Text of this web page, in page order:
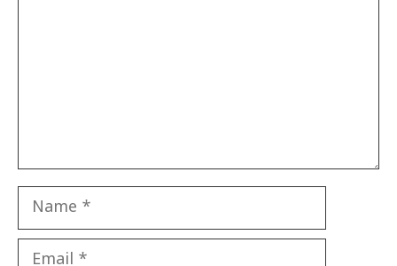
Name
Email